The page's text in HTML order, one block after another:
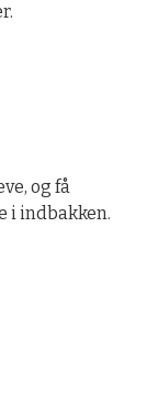
og få
i indbakken.